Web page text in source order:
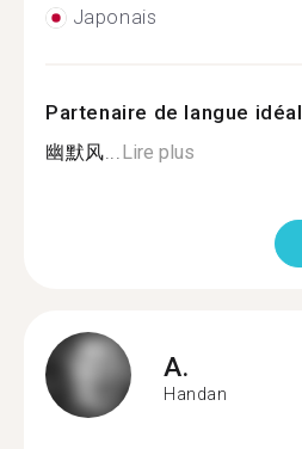
Japonais
Partenaire de langue idéal
幽默风...Lire plus
A.
Handan